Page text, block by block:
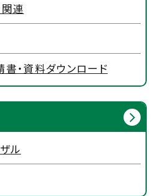
連
・資料ダウンロード
ル